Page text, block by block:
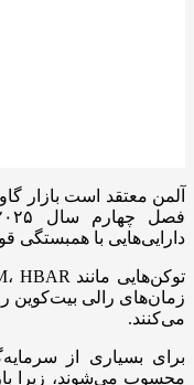
آلمن معتقد است بازار
دارایی‌هایی با همبستگی
زمان‌های رالی بیت‌کوین
می‌کنند.
برای بسیاری از
محسوب می‌شوند، زیرا